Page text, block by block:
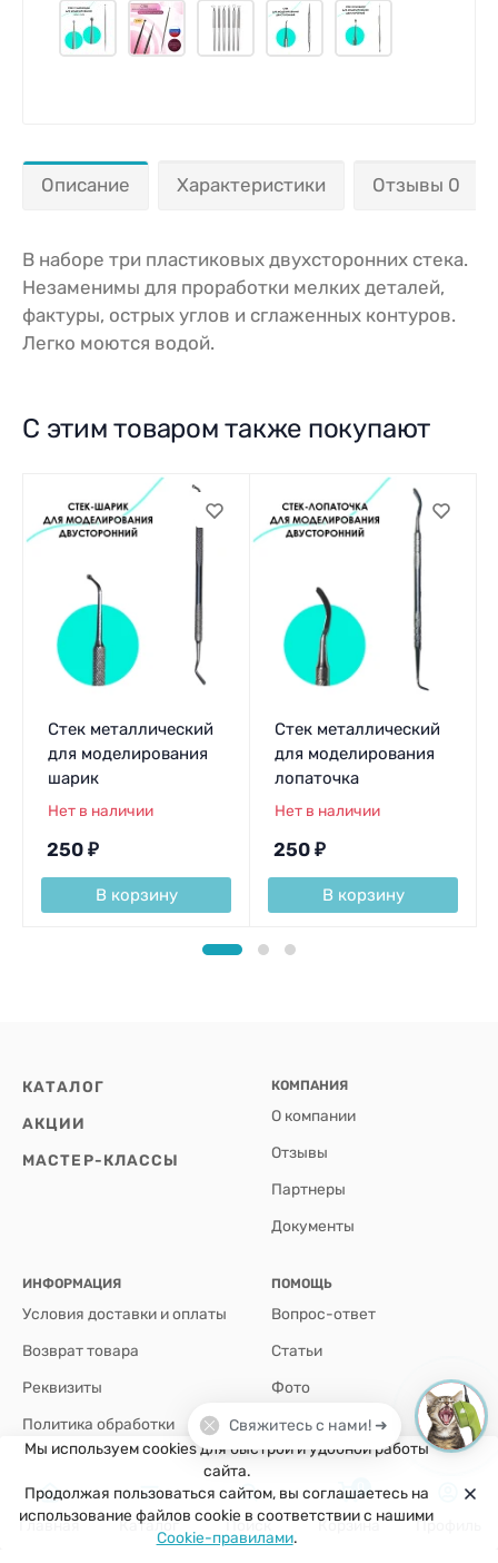
Описание Характеристики Отзывы 0
В наборе три пластиковых двухсторонних стека.
Незаменимы для проработки мелких деталей,
фактуры, острых углов и сглаженных контуров.
Легко моются водой.
С этим товаром также покупают
Стек металлический
для моделирования
шарик
Нет в наличии
250 ₽
В корзину
Стек металлический
для моделирования
лопаточка
Нет в наличии
250 ₽
В корзину
КАТАЛОГ
АКЦИИ
МАСТЕР-КЛАССЫ
КОМПАНИЯ
О компании
Отзывы
Партнеры
Документы
ИНФОРМАЦИЯ
Условия доставки и оплаты
Возврат товара
Реквизиты
Политика обработки
персональных данных
ПОМОЩЬ
Вопрос-ответ
Статьи
Фото
+7(926)907-64-35
Мы используем cookies для быстрой и удобной работы
сайта.
Продолжая пользоваться сайтом, вы соглашаетесь на
использование файлов cookie в соответствии с нашими
Cookie-правилами.
Главная Каталог Поиск
0
Корзина Профиль
Свяжитесь с нами! ➜